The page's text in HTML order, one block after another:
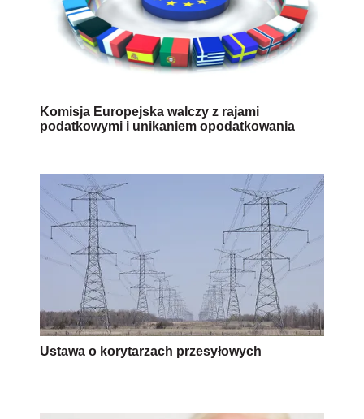
Komisja Europejska walczy z rajami
podatkowymi i unikaniem opodatkowania
Ustawa o korytarzach przesyłowych